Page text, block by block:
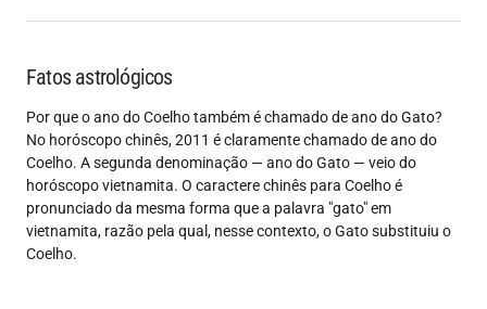
Fatos astrológicos
Por que o ano do Coelho também é chamado de ano do Gato?
No horóscopo chinês, 2011 é claramente chamado de ano do
Coelho. A segunda denominação — ano do Gato — veio do
horóscopo vietnamita. O caractere chinês para Coelho é
pronunciado da mesma forma que a palavra "gato" em
vietnamita, razão pela qual, nesse contexto, o Gato substituiu o
Coelho.